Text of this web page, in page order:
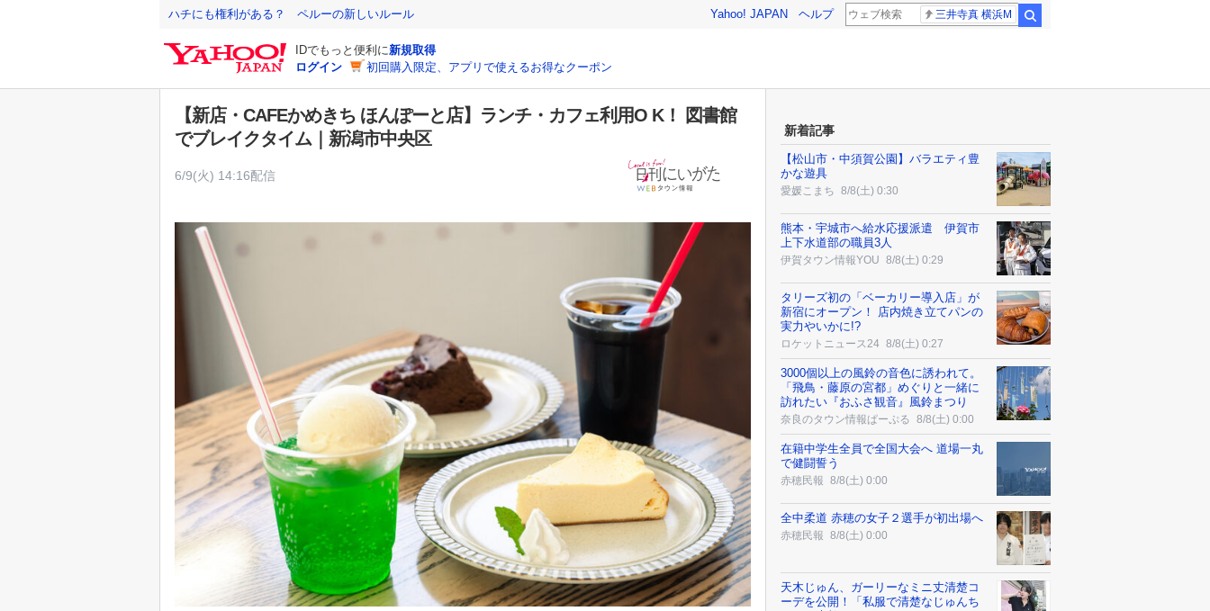
ハチにも権利がある？ ペルーの新しいルール Yahoo! JAPAN ヘルプ 三井寺真 横浜M
IDでもっと便利に新規取得
ログイン
初回購入限定、アプリで使えるお得なクーポン
【新店・CAFEかめきち ほんぽーと店】ランチ・カフェ利用O K！ 図書館
でブレイクタイム｜新潟市中央区
6/9(火) 14:16配信
新着記事
【松山市・中須賀公園】バラエティ豊
かな遊具
愛媛こまち 8/8(土) 0:30
熊本・宇城市へ給水応援派遣 伊賀市
上下水道部の職員3人
伊賀タウン情報YOU 8/8(土) 0:29
タリーズ初の「ベーカリー導入店」が
新宿にオープン！ 店内焼き立てパンの
実力やいかに!?
ロケットニュース24 8/8(土) 0:27
3000個以上の風鈴の音色に誘われて。
「飛鳥・藤原の宮都」めぐりと一緒に
訪れたい『おふさ観音』風鈴まつり
奈良のタウン情報ぱーぷる 8/8(土) 0:00
在籍中学生全員で全国大会へ 道場一丸
で健闘誓う
赤穂民報 8/8(土) 0:00
全中柔道 赤穂の女子２選手が初出場へ
赤穂民報 8/8(土) 0:00
天木じゅん、ガーリーなミニ丈清楚コ
ーデを公開！「私服で清楚なじゅんち